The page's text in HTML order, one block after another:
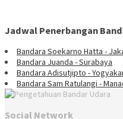
Jadwal Penerbangan
Bandara Soekarno Hatta -
Bandara Juanda - Surabaya
Bandara Adisutjipto -
Bandara Sam Ratulangi -
Social Network